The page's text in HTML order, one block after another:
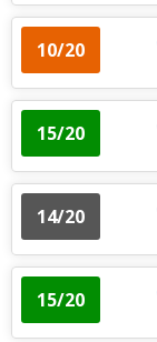
10/20
15/20
14/20
15/20